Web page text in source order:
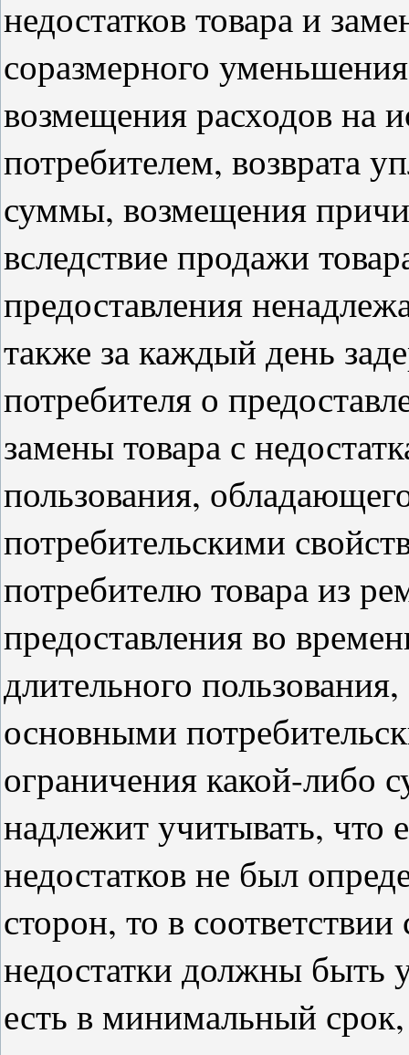
недостатков товара и
соразмерного
возмещения расходов на
потребителем, возврата
суммы, возмещения
вследствие продажи
предоставления
также за каждый день
потребителя о
замены товара с
пользования,
потребительскими
потребителю товара из
предоставления во
длительного
основными
ограничения какой-либо
надлежит учитывать, что
недостатков не был
сторон, то в
недостатки должны быть
есть в минимальный